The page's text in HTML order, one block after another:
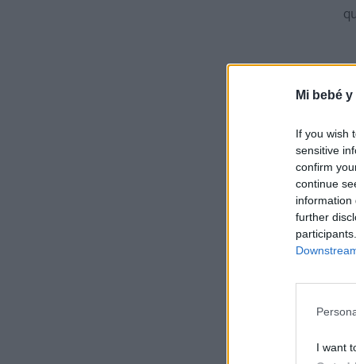
Mi bebé
If you wish
sensitive
confirm
continue
information
further
I want
Voy